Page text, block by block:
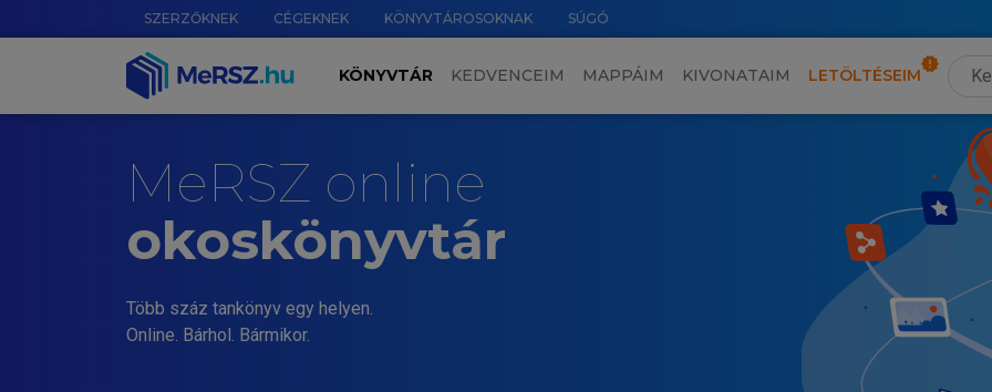
SZERZŐKNEK CÉGEKNEK KÖNYVTÁROSOKNAK SÚGÓ
KÖNYVTÁR KEDVENCEIM MAPPÁIM KIVONATAIM LETÖLTÉSEIM
MeRSZ online
okoskönyvtár
Több száz tankönyv egy helyen.
Online. Bárhol. Bármikor.